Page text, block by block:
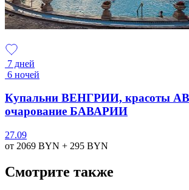
7 дней
6 ночей
Купальни ВЕНГРИИ, красоты
очарование БАВАРИИ
27.09
от 2069 BYN + 295 BYN
Смотрите также